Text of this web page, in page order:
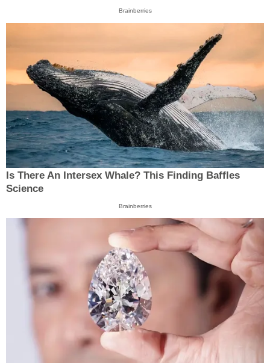
Brainberries
Is There An Intersex Whale? This Finding Baffles
Science
Brainberries